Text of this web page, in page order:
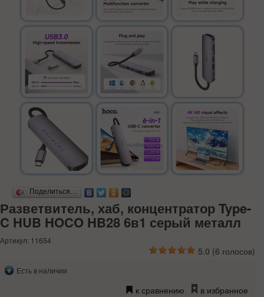
Поделиться…
Разветвитель, хаб, концентратор Type-
C HUB HOCO HB28 6в1 серый металл
Артикул: 11654
5.0 (6 голосов)
Есть в наличии
к сравнению в избранное